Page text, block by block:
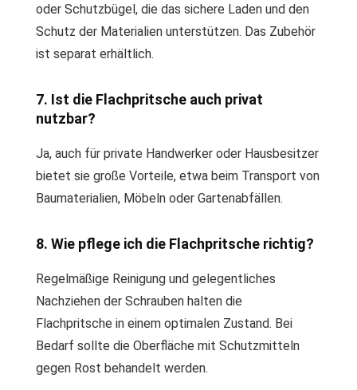
oder Schutzbügel, die das sichere Laden und den
Schutz der Materialien unterstützen. Das Zubehör
ist separat erhältlich.
7. Ist die Flachpritsche auch privat
nutzbar?
Ja, auch für private Handwerker oder Hausbesitzer
bietet sie große Vorteile, etwa beim Transport von
Baumaterialien, Möbeln oder Gartenabfällen.
8. Wie pflege ich die Flachpritsche richtig?
Regelmäßige Reinigung und gelegentliches
Nachziehen der Schrauben halten die
Flachpritsche in einem optimalen Zustand. Bei
Bedarf sollte die Oberfläche mit Schutzmitteln
gegen Rost behandelt werden.